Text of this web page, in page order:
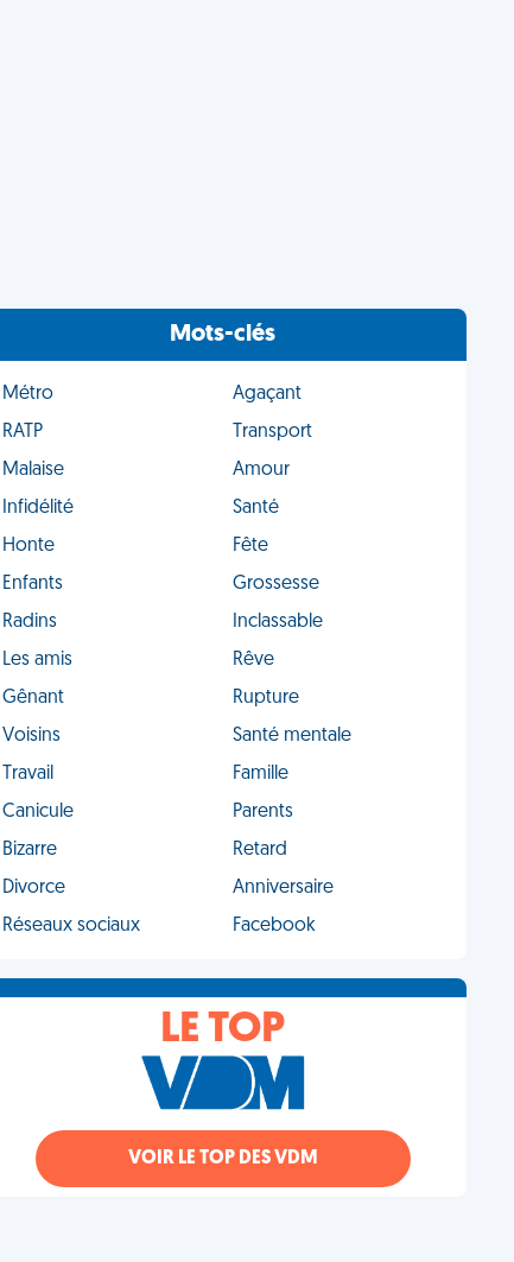
Mots-clés
Métro
Agaçant
RATP
Transport
Malaise
Amour
Infidélité
Santé
Honte
Fête
Enfants
Grossesse
Radins
Inclassable
Les amis
Rêve
Gênant
Rupture
Voisins
Santé mentale
Travail
Famille
Canicule
Parents
Bizarre
Retard
Divorce
Anniversaire
Réseaux sociaux
Facebook
LE TOP
VOIR LE TOP DES VDM